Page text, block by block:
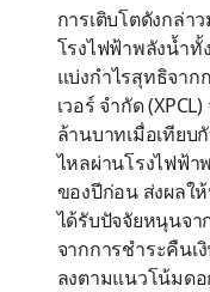
การเติบโตดังกล่า
โรงไฟฟ้าพลังน้ำ
แบ่งกำไรสุทธิจาก
เวอร์ จำกัด
ล้านบาทเมื่อเทีย
ไหลผ่านโรงไฟฟ้า
ของปีก่อน ส่งผลใ
ได้รับปัจจัยหนุนจา
จากการชำระคืนเ
ลงตามแนวโน้มดอ